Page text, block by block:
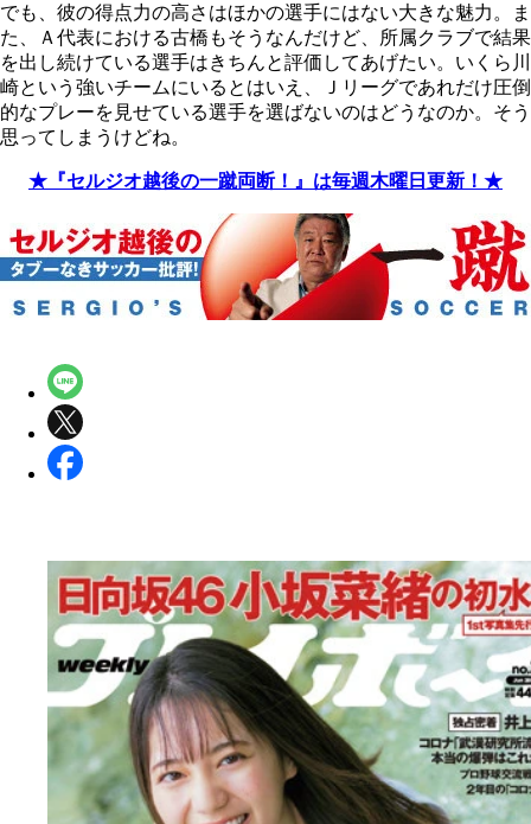
でも、彼の得点力の高さはほかの選手にはない大きな魅力。ま
た、Ａ代表における古橋もそうなんだけど、所属クラブで結果
を出し続けている選手はきちんと評価してあげたい。いくら川
崎という強いチームにいるとはいえ、Ｊリーグであれだけ圧倒
的なプレーを見せている選手を選ばないのはどうなのか。そう
思ってしまうけどね。
★『セルジオ越後の一蹴両断！』は毎週木曜日更新！★